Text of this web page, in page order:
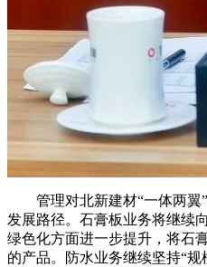
管理对北新建材“一体两翼”
发展路径。石膏板业务将继续
绿色化方面进一步提升，将石
的产品。防水业务继续坚持“